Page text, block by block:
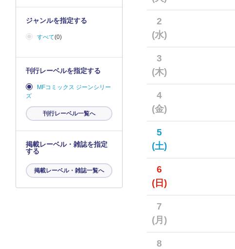
2
(水)
3
(木)
4
(金)
5
(土)
6
(日)
7
(月)
8
ジャンルを指定する
すべて(0)
刊行レーベルを指定する
MFコミックス ジーンシリー
ズ
刊行レーベル一覧へ
掲載レーベル・雑誌を指定
する
掲載レーベル・雑誌一覧へ